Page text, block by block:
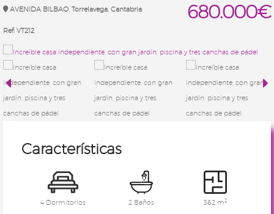
680.000€
AVENIDA BILBAO, Torrelavega, Cantabria
Ref: VT212
Características
4 Dormitorios 2 Baños 362 m2